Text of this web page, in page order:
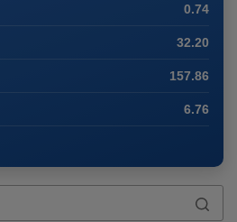
0.74
32.20
157.86
6.76